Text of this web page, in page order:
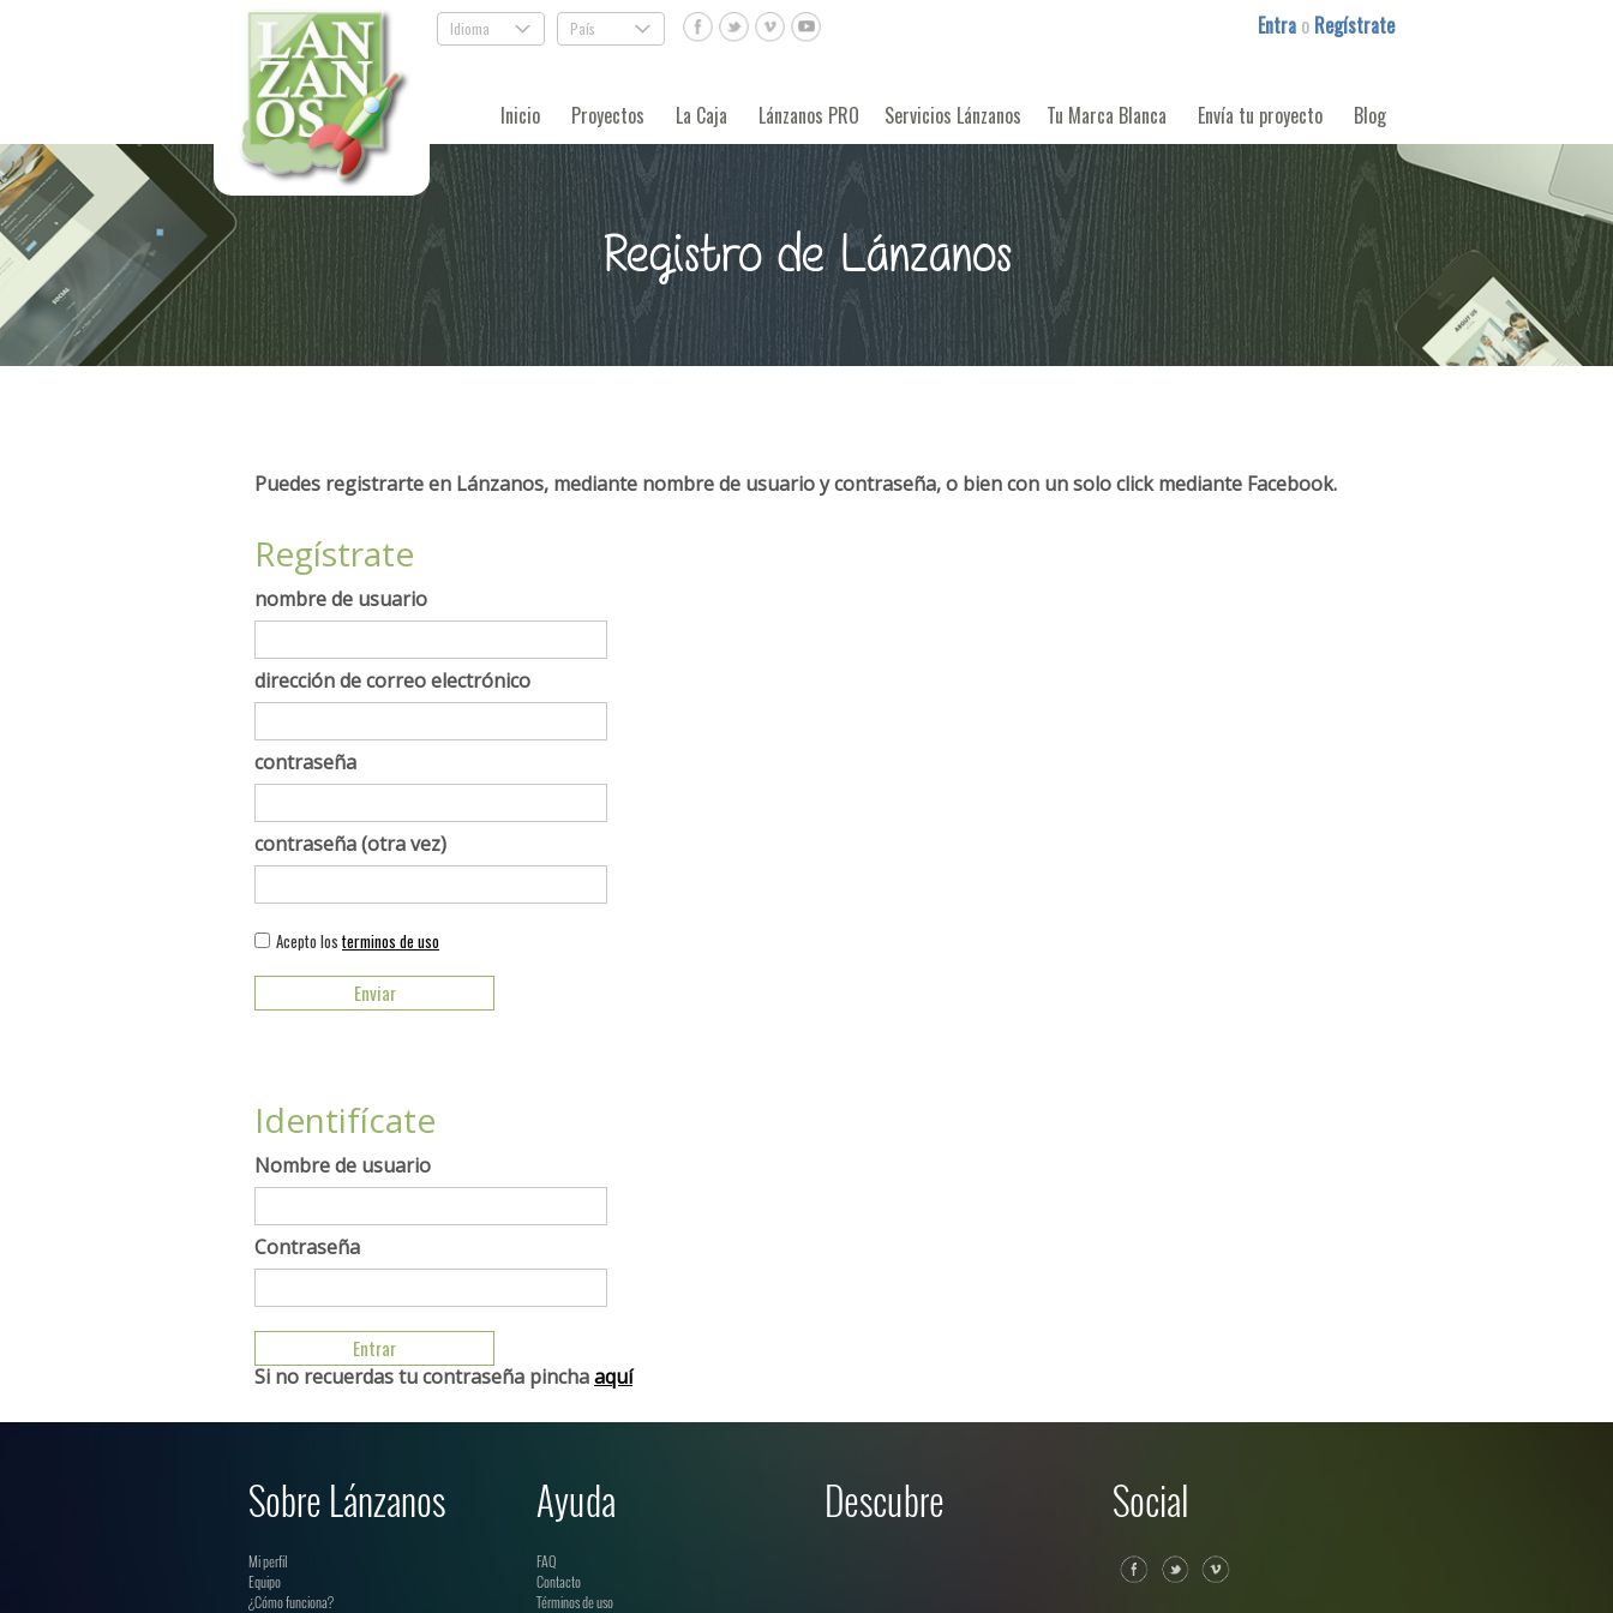
Idioma . País . Entra o Regístrate
Inicio Proyectos La Caja Lánzanos PRO Servicios Lánzanos Tu Marca Blanca Envía tu proyecto Blog
Registro de Lánzanos
Puedes registrarte en Lánzanos, mediante nombre de usuario y contraseña, o bien con un solo click mediante Facebook.
Regístrate
nombre de usuario
dirección de correo electrónico
contraseña
contraseña (otra vez)
Acepto los terminos de uso
Identifícate
Nombre de usuario
Contraseña
Si no recuerdas tu contraseña pinchaaquí
Sobre Lánzanos
Mi perfil
Equipo
¿Cómo funciona?
Ayuda
FAQ
Contacto
Términos de uso
Descubre Social